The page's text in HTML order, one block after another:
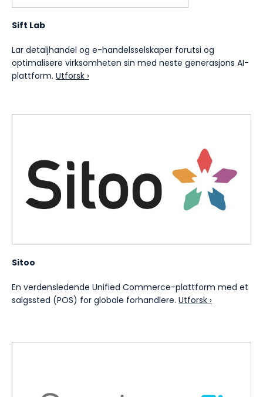
Sift Lab
Lar detaljhandel og e-handelsselskaper forutsi og
optimalisere virksomheten sin med neste generasjons AI-
plattform. Utforsk ›
Sitoo
En verdensledende Unified Commerce-plattform med et
salgssted (POS) for globale forhandlere. Utforsk ›